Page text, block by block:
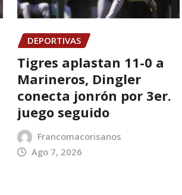
DEPORTIVAS
Tigres aplastan 11-0 a
Marineros, Dingler
conecta jonrón por 3er.
juego seguido
Francomacorisanos
Ago 7, 2026